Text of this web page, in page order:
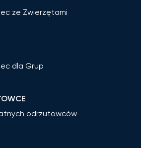
ze Zwierzętami
dla Grup
odrzutowców